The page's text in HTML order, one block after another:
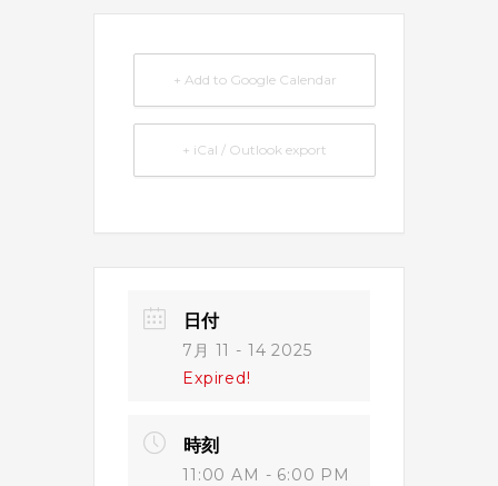
+ Add to Google Calendar
+ iCal / Outlook export
日付
7月 11 - 14 2025
Expired!
時刻
11:00 AM - 6:00 PM